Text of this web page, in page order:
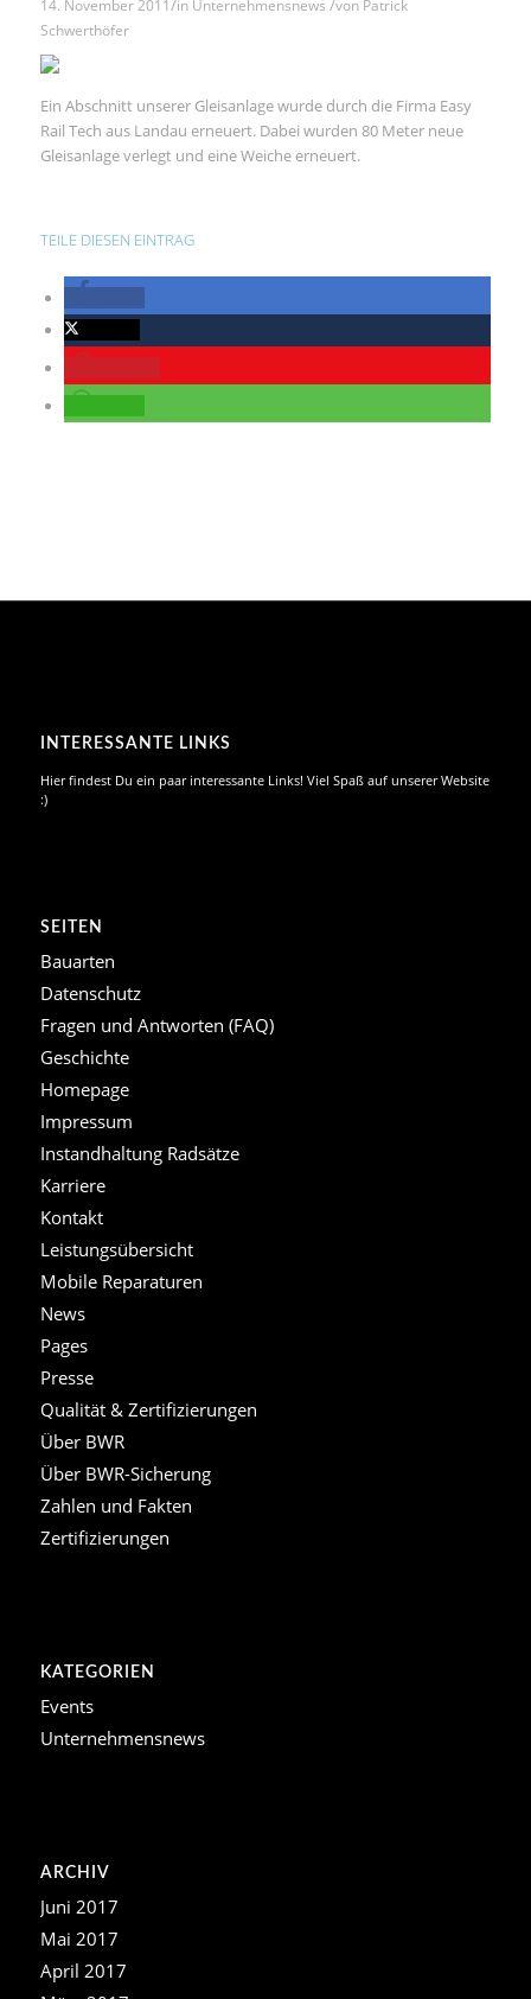
14. November 2011/in Unternehmensnews /von Patrick
Schwerthöfer
Ein Abschnitt unserer Gleisanlage wurde durch die Firma Easy
Rail Tech aus Landau erneuert. Dabei wurden 80 Meter neue
Gleisanlage verlegt und eine Weiche erneuert.
TEILE DIESEN EINTRAG
INTERESSANTE LINKS
Hier findest Du ein paar interessante Links! Viel Spaß auf unserer Website
:)
SEITEN
Bauarten
Datenschutz
Fragen und Antworten (FAQ)
Geschichte
Homepage
Impressum
Instandhaltung Radsätze
Karriere
Kontakt
Leistungsübersicht
Mobile Reparaturen
News
Pages
Presse
Qualität & Zertifizierungen
Über BWR
Über BWR-Sicherung
Zahlen und Fakten
Zertifizierungen
KATEGORIEN
Events
Unternehmensnews
ARCHIV
Juni 2017
Mai 2017
April 2017